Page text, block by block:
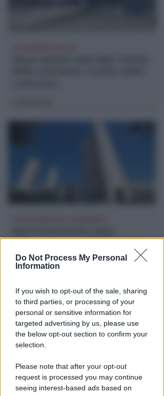
Do Not Process My Personal
Information
If you wish to opt-out of the sale, sharing
to third parties, or processing of your
personal or sensitive information for
targeted advertising by us, please use
the below opt-out section to confirm your
selection.
Please note that after your opt-out
request is processed you may continue
seeing interest-based ads based on
progetti nel riminese
ENORME DANNO DI IMMAGINE